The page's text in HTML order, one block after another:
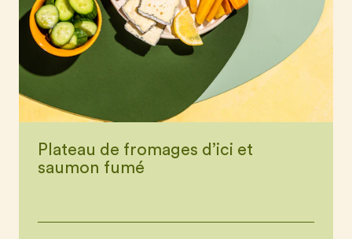
Plateau de fromages d’ici et
saumon fumé